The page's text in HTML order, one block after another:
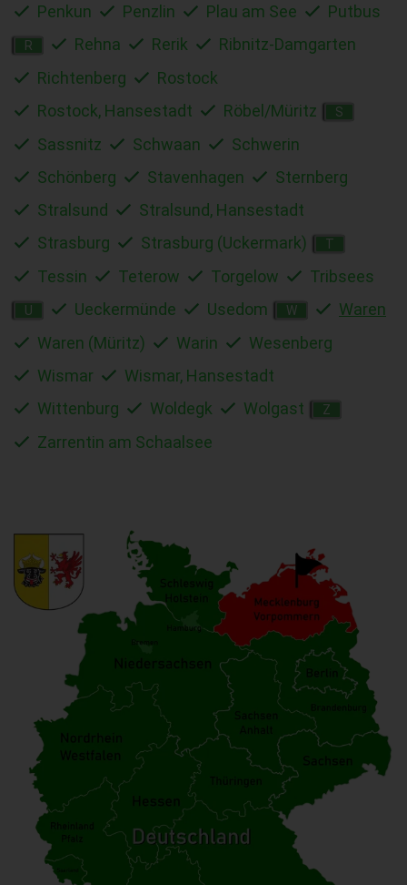
Penkun
Penzlin Plau am See Putbus
R Rehna Rerik
Ribnitz-Damgarten
Richtenberg
Rostock
Rostock, Hansestadt
Röbel/Müritz S
Sassnitz Schwaan
Schwerin
Schönberg
Stavenhagen
Sternberg
Stralsund
Stralsund, Hansestadt
Strasburg
Strasburg (Uckermark) T
Tessin Teterow Torgelow Tribsees
U Ueckermünde Usedom W
Waren
Waren (Müritz)
Warin
Wesenberg
Wismar
Wismar, Hansestadt
Wittenburg
Woldegk Wolgast Z
Zarrentin am Schaalsee